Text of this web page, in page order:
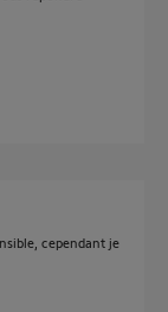
cependant je